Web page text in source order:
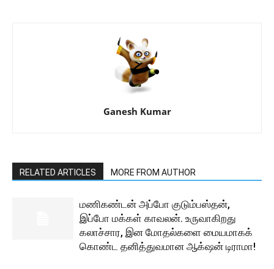
Ganesh Kumar
RELATED ARTICLES MORE FROM AUTHOR
மணிகண்டன் அப்போ குடும்பஸ்தன்,
இப்போ மக்கள் காவலன். உருவாகிறது
கலாச்சார, இன மோதல்களை மையமாகக்
கொண்ட தனித்துவமான ஆக்‌ஷன் டிராமா!